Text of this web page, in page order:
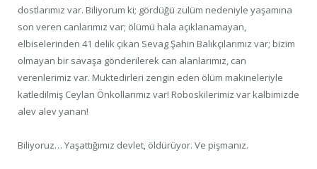
dostlarımız var. Biliyorum ki; gördüğü zulüm nedeniyle yaşamına
son veren canlarımız var; ölümü hala açıklanamayan,
elbiselerinden 41 delik çıkan Sevag Şahin Balıkçılarımız var; bizim
olmayan bir savaşa gönderilerek can alanlarımız, can
verenlerimiz var. Muktedirleri zengin eden ölüm makineleriyle
katledilmiş Ceylan Önkollarımız var! Roboskilerimiz var kalbimizde
alev alev yanan!
Biliyoruz… Yaşattığımız devlet, öldürüyor. Ve pişmanız.